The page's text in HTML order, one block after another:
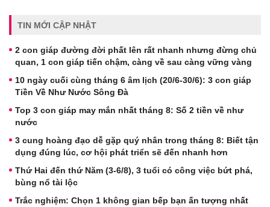
TIN MỚI CẬP NHẬT
2 con giáp đường đời phất lên rất nhanh nhưng đừng chủ
quan, 1 con giáp tiến chậm, càng về sau càng vững vàng
10 ngày cuối cùng tháng 6 âm lịch (20/6-30/6): 3 con giáp
Tiền Về Như Nước Sông Đà
Top 3 con giáp may mắn nhất tháng 8: Số 2 tiền về như
nước
3 cung hoàng đạo dễ gặp quý nhân trong tháng 8: Biết tận
dụng đúng lúc, cơ hội phát triển sẽ đến nhanh hơn
Thứ Hai đến thứ Năm (3-6/8), 3 tuổi có công việc bứt phá,
bùng nổ tài lộc
Trắc nghiệm: Chọn 1 không gian bếp bạn ấn tượng nhất